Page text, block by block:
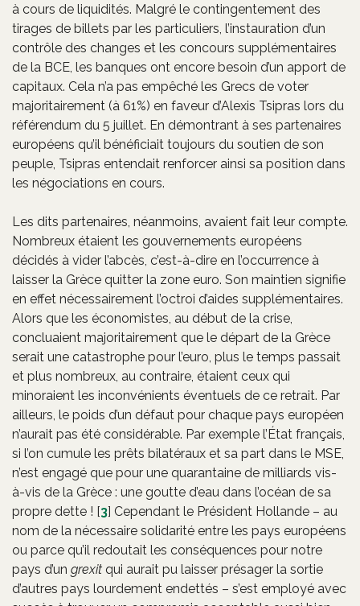
à cours de liquidités. Malgré le contingentement des
tirages de billets par les particuliers, l’instauration d’un
contrôle des changes et les concours supplémentaires
de la BCE, les banques ont encore besoin d’un apport de
capitaux. Cela n’a pas empêché les Grecs de voter
majoritairement (à 61%) en faveur d’Alexis Tsipras lors du
référendum du 5 juillet. En démontrant à ses partenaires
européens qu’il bénéficiait toujours du soutien de son
peuple, Tsipras entendait renforcer ainsi sa position dans
les négociations en cours.
Les dits partenaires, néanmoins, avaient fait leur compte.
Nombreux étaient les gouvernements européens
décidés à vider l’abcès, c’est-à-dire en l’occurrence à
laisser la Grèce quitter la zone euro. Son maintien signifie
en effet nécessairement l’octroi d’aides supplémentaires.
Alors que les économistes, au début de la crise,
concluaient majoritairement que le départ de la Grèce
serait une catastrophe pour l’euro, plus le temps passait
et plus nombreux, au contraire, étaient ceux qui
minoraient les inconvénients éventuels de ce retrait. Par
ailleurs, le poids d’un défaut pour chaque pays européen
n’aurait pas été considérable. Par exemple l’État français,
si l’on cumule les prêts bilatéraux et sa part dans le MSE,
n’est engagé que pour une quarantaine de milliards vis-
à-vis de la Grèce : une goutte d’eau dans l’océan de sa
propre dette ! [3] Cependant le Président Hollande – au
nom de la nécessaire solidarité entre les pays européens
ou parce qu’il redoutait les conséquences pour notre
pays d’un grexit qui aurait pu laisser présager la sortie
d’autres pays lourdement endettés – s’est employé avec